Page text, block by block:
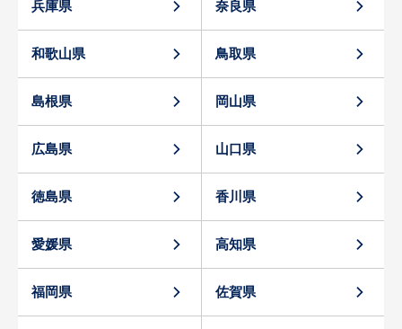
兵庫県 奈良県
和歌山県 鳥取県
島根県 岡山県
広島県 山口県
徳島県 香川県
愛媛県 高知県
福岡県 佐賀県